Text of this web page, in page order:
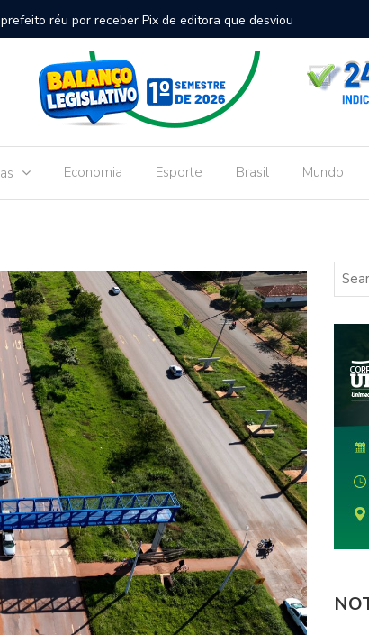
no Aeroporto de Dourados vai custar R$
Economia Esporte Brasil Mundo